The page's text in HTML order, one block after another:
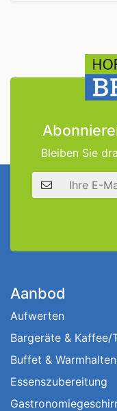
Bleiben Sie
E-Mail Adresse
Aanbod
Aufwerten
Bargeräte & Kaffee/
Buffet & Warmhalten
Essenszubereitung